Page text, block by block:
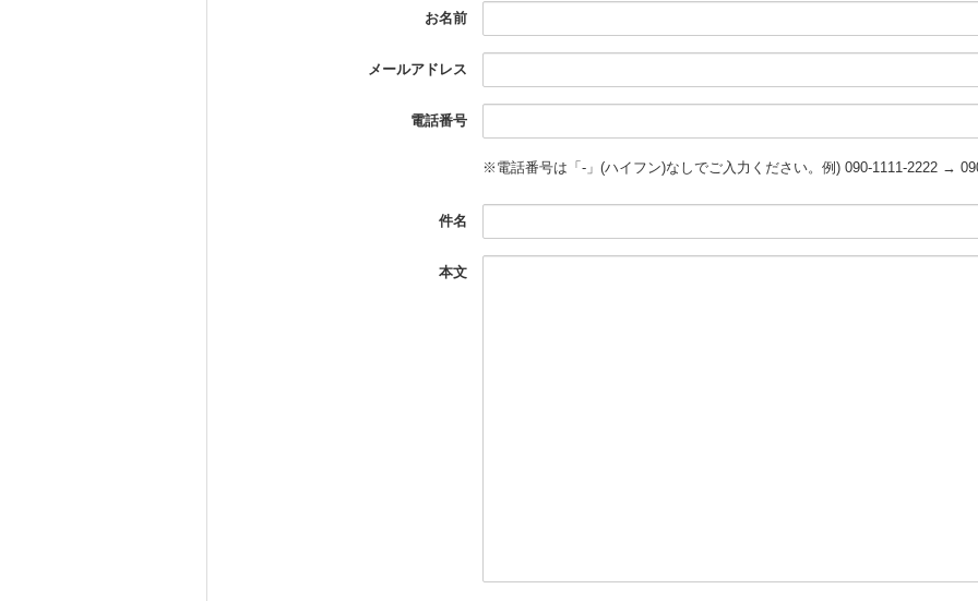
お名前
メールアドレス
電話番号
※電話番号は「-」(ハイフン)なしでご入力ください。 例) 090-1111-2222 →
件名
本文